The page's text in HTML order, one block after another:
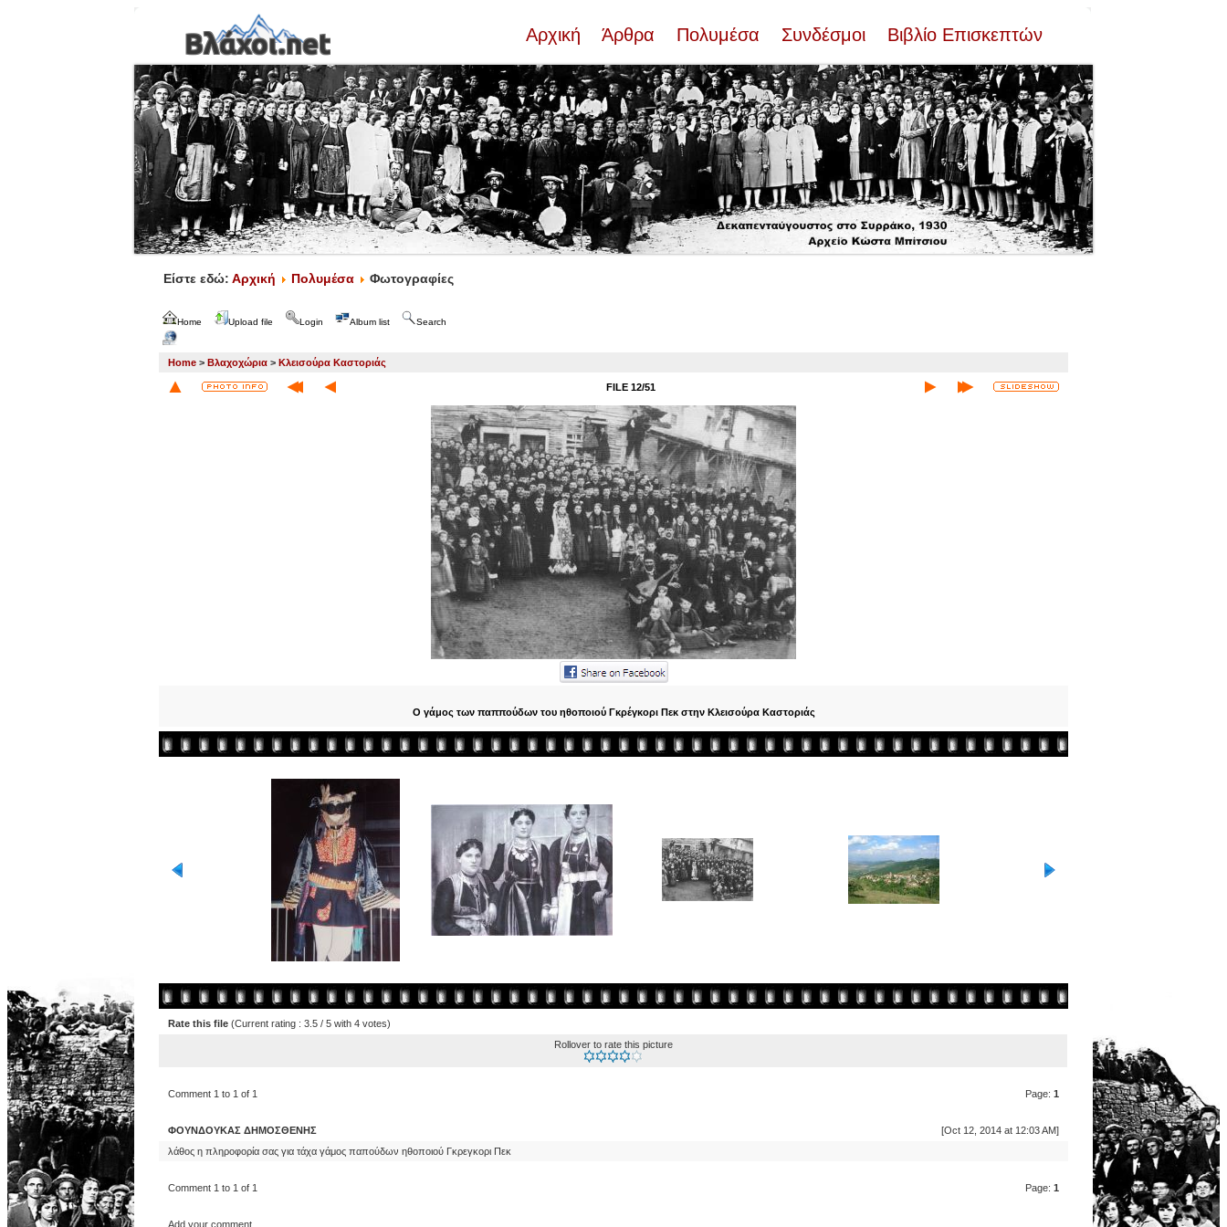
Αρχική Άρθρα Πολυμέσα Συνδέσμοι Βιβλίο Επισκεπτών
Είστε εδώ: Αρχική Πολυμέσα Φωτογραφίες
Home Upload file Login Album list Search
Home > Βλαχοχώρια > Κλεισούρα Καστοριάς
FILE 12/51
Ο γάμος των παππούδων του ηθοποιού Γκρέγκορι Πεκ στην Κλεισούρα Καστοριάς
Rate this file (Current rating : 3.5 / 5 with 4 votes)
Rollover to rate this picture
Comment 1 to 1 of 1 Page: 1
ΦΟΥΝΔΟΥΚΑΣ ΔΗΜΟΣΘΕΝΗΣ
[Oct 12, 2014 at 12:03 AM]
λάθος η πληροφορία σας για τάχα γάμος παπούδων ηθοποιού Γκρεγκορι Πεκ
Comment 1 to 1 of 1 Page: 1
Add your comment